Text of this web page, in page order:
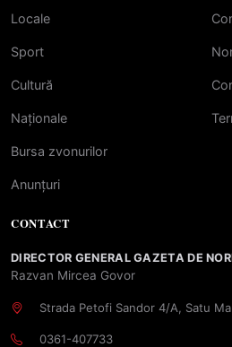
Locale
Sport
Cultură
Naționale
Bursa zvonurilor
Anunțuri
CONTACT
DIRECTOR GENERAL GAZETA DE
Razvan Mircea Govor
Strada Petofi Sandor 4/A, Satu
0361-407733